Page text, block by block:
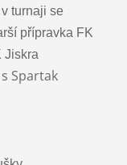
turnaji se
přípravka FK
Jiskra
Spartak